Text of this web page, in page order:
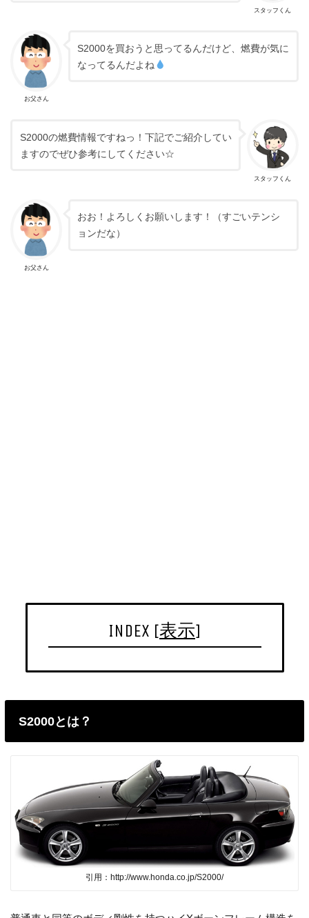
スタッフくん
お父さん
S2000を買おうと思ってるんだけど、燃費が気に
なってるんだよね
スタッフくん
S2000の燃費情報ですねっ！下記でご紹介してい
ますのでぜひ参考にしてください☆
お父さん
おお！よろしくお願いします！（すごいテンシ
ョンだな）
INDEX [表示]
S2000とは？
引用：http://www.honda.co.jp/S2000/